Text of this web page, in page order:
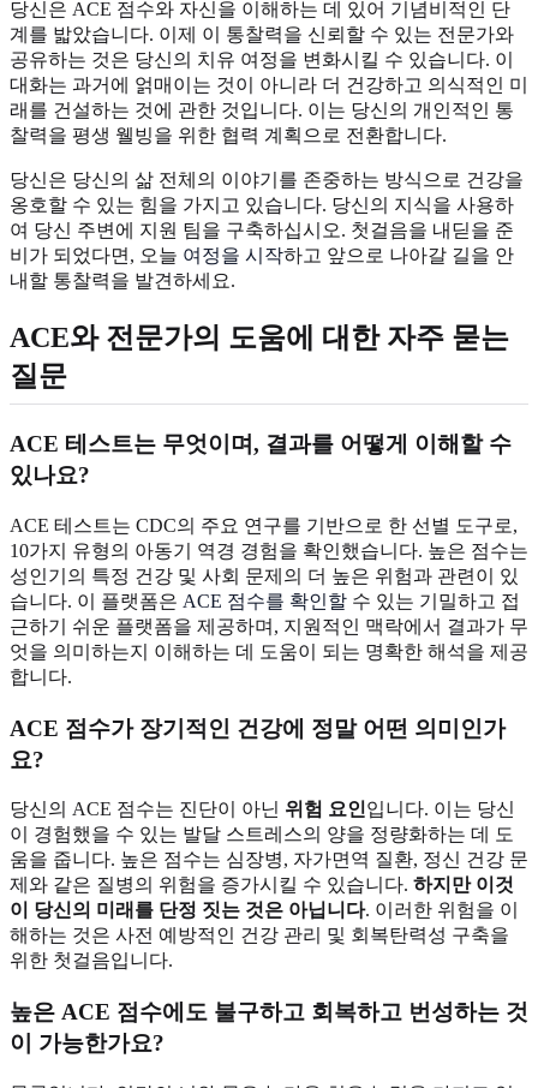
당신은 ACE 점수와 자신을 이해하는 데 있어 기념비적인 단
계를 밟았습니다. 이제 이 통찰력을 신뢰할 수 있는 전문가와
공유하는 것은 당신의 치유 여정을 변화시킬 수 있습니다. 이
대화는 과거에 얽매이는 것이 아니라 더 건강하고 의식적인 미
래를 건설하는 것에 관한 것입니다. 이는 당신의 개인적인 통
찰력을 평생 웰빙을 위한 협력 계획으로 전환합니다.
당신은 당신의 삶 전체의 이야기를 존중하는 방식으로 건강을
옹호할 수 있는 힘을 가지고 있습니다. 당신의 지식을 사용하
여 당신 주변에 지원 팀을 구축하십시오. 첫걸음을 내딛을 준
비가 되었다면, 오늘 여정을 시작하고 앞으로 나아갈 길을 안
내할 통찰력을 발견하세요.
ACE와 전문가의 도움에 대한 자주 묻는
질문
ACE 테스트는 무엇이며, 결과를 어떻게 이해할 수
있나요?
ACE 테스트는 CDC의 주요 연구를 기반으로 한 선별 도구로,
10가지 유형의 아동기 역경 경험을 확인했습니다. 높은 점수는
성인기의 특정 건강 및 사회 문제의 더 높은 위험과 관련이 있
습니다. 이 플랫폼은 ACE 점수를 확인할 수 있는 기밀하고 접
근하기 쉬운 플랫폼을 제공하며, 지원적인 맥락에서 결과가 무
엇을 의미하는지 이해하는 데 도움이 되는 명확한 해석을 제공
합니다.
ACE 점수가 장기적인 건강에 정말 어떤 의미인가
요?
당신의 ACE 점수는 진단이 아닌 위험 요인입니다. 이는 당신
이 경험했을 수 있는 발달 스트레스의 양을 정량화하는 데 도
움을 줍니다. 높은 점수는 심장병, 자가면역 질환, 정신 건강 문
제와 같은 질병의 위험을 증가시킬 수 있습니다. 하지만 이것
이 당신의 미래를 단정 짓는 것은 아닙니다. 이러한 위험을 이
해하는 것은 사전 예방적인 건강 관리 및 회복탄력성 구축을
위한 첫걸음입니다.
높은 ACE 점수에도 불구하고 회복하고 번성하는 것
이 가능한가요?